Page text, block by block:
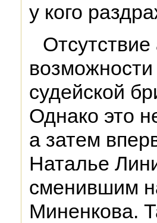
у кого
возможности
судейской
Однако это
а затем
Наталье
сменившим
Миненкова.